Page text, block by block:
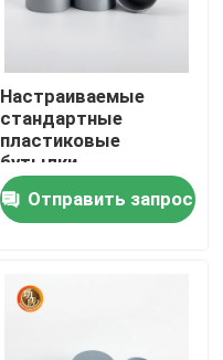
Настраиваемые
стандартные
пластиковые
бутылки
Отправить запрос